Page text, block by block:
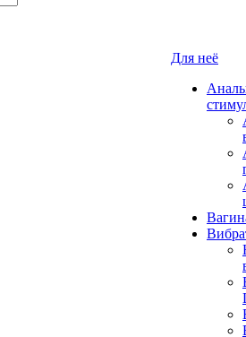
Для неё